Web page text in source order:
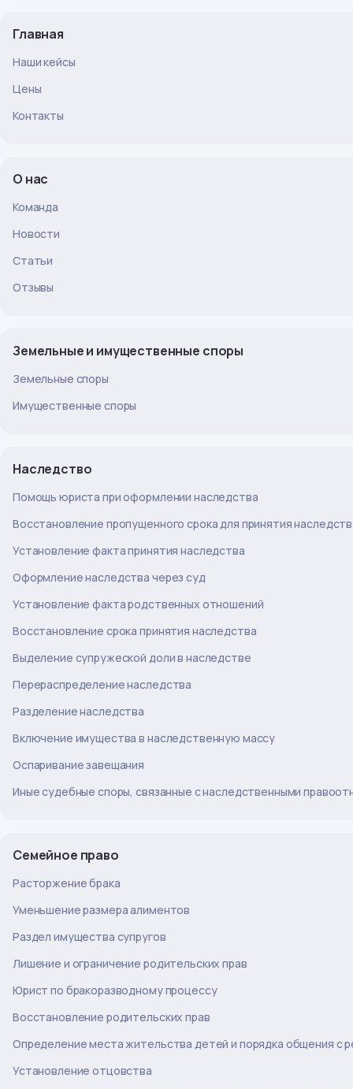
Главная
Наши кейсы
Цены
Контакты
О нас
Команда
Новости
Статьи
Отзывы
Земельные и имущественные споры
Земельные споры
Имущественные споры
Наследство
Помощь юриста при оформлении наследства
Восстановление пропущенного срока для принятия
Установление факта принятия наследства
Оформление наследства через суд
Установление факта родственных отношений
Восстановление срока принятия наследства
Выделение супружеской доли в наследстве
Перераспределение наследства
Разделение наследства
Включение имущества в наследственную массу
Оспаривание завещания
Иные судебные споры, связанные с наследственными
Семейное право
Расторжение брака
Уменьшение размера алиментов
Раздел имущества супругов
Лишение и ограничение родительских прав
Юрист по бракоразводному процессу
Восстановление родительских прав
Определение места жительства детей и порядка общения с
Установление отцовства